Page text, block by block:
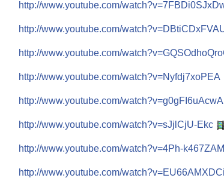
http://www.youtube.com/
http://www.youtube.com/
http://www.youtube.com/
http://www.youtube.com/watch?v=Nyfdj7xoPEA
http://www.youtube.com/watch?v=g0gFI6uAcwA
http://www.youtube.com/watch?v=sJjlCjU-Ekc
http://www.youtube.com/watch?v=4Ph-k467ZAM
http://www.youtube.com/